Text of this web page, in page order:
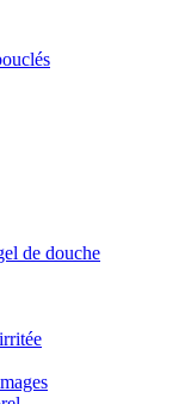
de douche